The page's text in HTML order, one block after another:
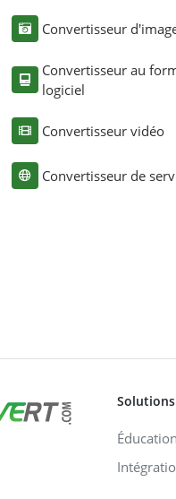
Convertisseur
Convertisseur au
logiciel
Convertisseur vidéo
Convertisseur de
Solutions
Éducation